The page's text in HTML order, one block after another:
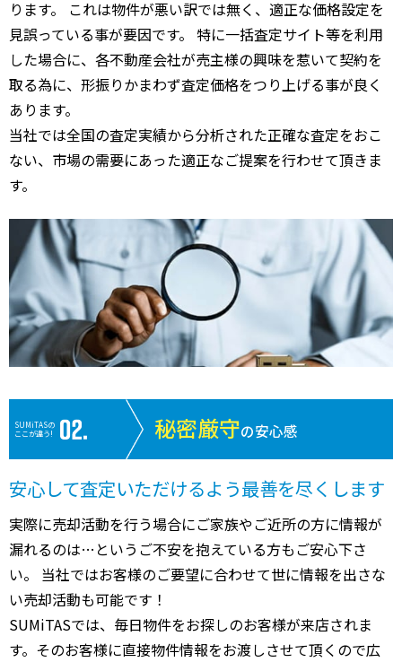
ります。 これは物件が悪い訳では無く、適正な価格設定を
見誤っている事が要因です。 特に一括査定サイト等を利用
した場合に、各不動産会社が売主様の興味を惹いて契約を
取る為に、形振りかまわず査定価格をつり上げる事が良く
あります。
当社では全国の査定実績から分析された正確な査定をおこ
ない、市場の需要にあった適正なご提案を行わせて頂きま
す。
SUMiTASの
ここが違う!
秘密厳守の安心感
安心して査定いただけるよう最善を尽くします
実際に売却活動を行う場合にご家族やご近所の方に情報が
漏れるのは…というご不安を抱えている方もご安心下さ
い。 当社ではお客様のご要望に合わせて世に情報を出さな
い売却活動も可能です！
SUMiTASでは、毎日物件をお探しのお客様が来店されま
す。そのお客様に直接物件情報をお渡しさせて頂くので広